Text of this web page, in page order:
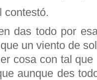
contestó.
das todo por
un viento de
cosa con tal
aunque des